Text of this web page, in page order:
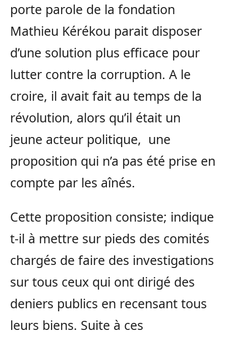
porte parole de la fondation
Mathieu Kérékou parait disposer
d’une solution plus efficace pour
lutter contre la corruption. A le
croire, il avait fait au temps de la
révolution, alors qu’il était un
jeune acteur politique, une
proposition qui n’a pas été prise en
compte par les aînés.
Cette proposition consiste; indique
t-il à mettre sur pieds des comités
chargés de faire des investigations
sur tous ceux qui ont dirigé des
deniers publics en recensant tous
leurs biens. Suite à ces